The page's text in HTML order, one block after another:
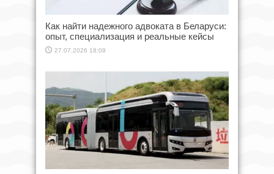
Как найти надежного адвоката в Беларуси:
опыт, специализация и реальные кейсы
27.07.2026 18:09